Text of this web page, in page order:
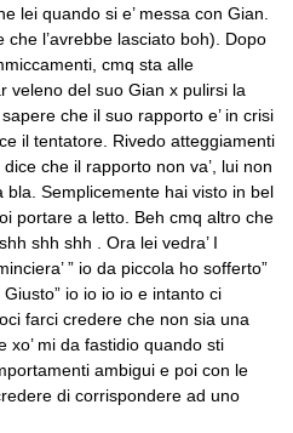
lei quando si e’ messa con Gian.
che l’avrebbe lasciato boh). Dopo
cmq sta alle
veleno del suo Gian x pulirsi la
che il suo rapporto e’ in crisi
il tentatore. Rivedo atteggiamenti
che il rapporto non va’, lui non
bla. Semplicemente hai visto in bel
portare a letto. Beh cmq altro che
shh shh . Ora lei vedra’ I
” io da piccola ho sofferto”
io io io io e intanto ci
farci credere che non sia una
mi da fastidio quando sti
ambigui e poi con le
di corrispondere ad uno